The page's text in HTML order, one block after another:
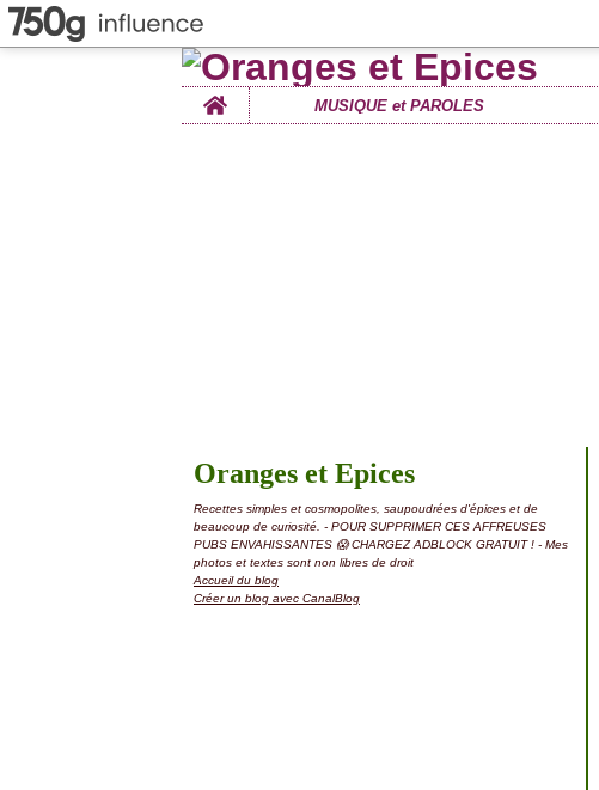
Home
MUSIQUE et PAROLES
Oranges et Epices
Recettes simples et cosmopolites, saupoudrées d'épices et de
beaucoup de curiosité. - POUR SUPPRIMER CES AFFREUSES
PUBS ENVAHISSANTES 😱 CHARGEZ ADBLOCK GRATUIT ! - Mes
photos et textes sont non libres de droit
Accueil du blog
Créer un blog avec CanalBlog